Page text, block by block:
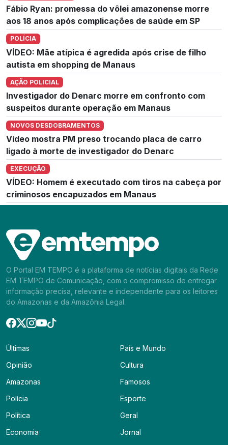
Fábio Ryan: promessa do vôlei amazonense morre
aos 18 anos após complicações de saúde em SP
POLÍCIA
VÍDEO: Mãe atípica é agredida após crise de filho
autista em shopping de Manaus
AÇÃO POLICIAL
Investigador do Denarc morre em confronto com
suspeitos durante operação em Manaus
NOVOS DESDOBRAMENTOS
Vídeo mostra PM preso trocando placa de carro
ligado à morte de investigador do Denarc
EXECUÇÃO
VÍDEO: Homem é executado com tiros na cabeça por
criminosos encapuzados em Manaus
O Portal EM TEMPO é a plataforma de notícias digitais da Rede
EM TEMPO de Comunicação, com o compromisso de entregar
informação precisa, relevante e independente para os leitores
do Amazonas e da Amazônia Legal.
Últimas
Opinião
Amazonas
Polícia
Política
Economia
País e Mundo
Cultura
Famosos
Esporte
Geral
Jornal